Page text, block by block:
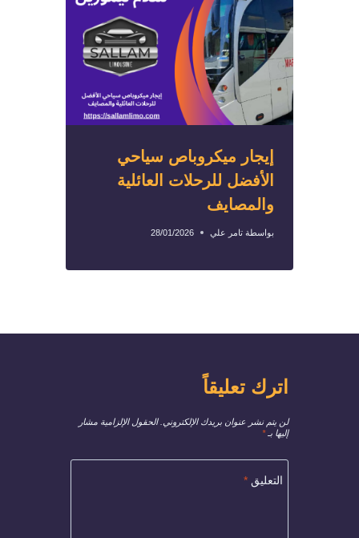
إيجار ميكروباص سياحي
الأفضل للرحلات العائلية
والمصايف
بواسطة تامر علي 28/01/2026
اترك تعليقاً
لن يتم نشر عنوان بريدك الإلكتروني. الحقول الإلزامية مشار
إليها بـ*
التعليق *